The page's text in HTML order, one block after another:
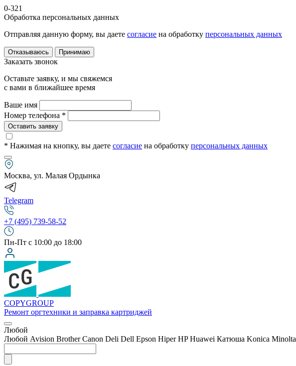
0-321
Обработка персональных данных
Отправляя данную форму, вы даете согласие на обработку персональных данных
Отказываюсь Принимаю
Заказать звонок
Оставьте заявку, и мы свяжемся
с вами в ближайшее время
Ваше имя
Номер телефона *
Оставить заявку
* Нажимая на кнопку, вы даете согласие на обработку персональных данных
Москва, ул. Малая Ордынка
Telegram
+7 (495) 739-58-52
Пн-Пт с 10:00 до 18:00
COPYGROUP
Ремонт оргтехники и заправка картриджей
Любой
Любой Avision Brother Canon Deli Dell Epson Hiper HP Huawei Катюша Konica Minolta